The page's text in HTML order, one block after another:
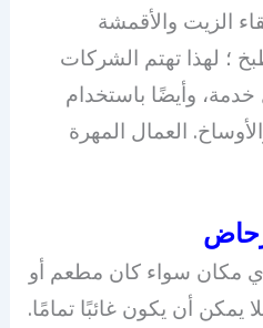
الزيت والأقمشة
؛ لهذا تهتم الشركات
وأيضًا باستخدام
العمال المهرة
مكان سواء كان مطعم أو
يمكن أن يكون غائبًا تمامًا.